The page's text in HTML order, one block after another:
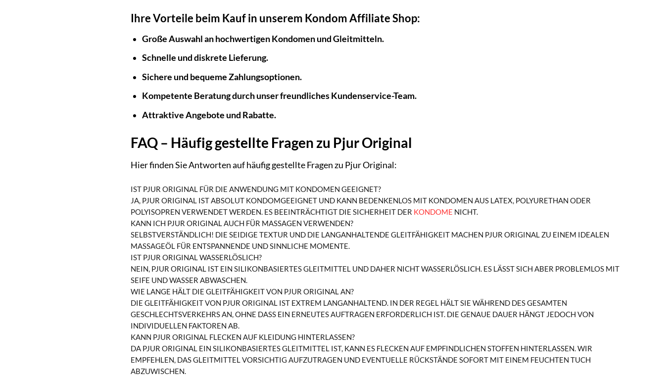
Ihre Vorteile beim Kauf in unserem Kondom Affiliate Shop:
Große Auswahl an hochwertigen Kondomen und Gleitmitteln.
Schnelle und diskrete Lieferung.
Sichere und bequeme Zahlungsoptionen.
Kompetente Beratung durch unser freundliches Kundenservice-Team.
Attraktive Angebote und Rabatte.
FAQ – Häufig gestellte Fragen zu Pjur Original
Hier finden Sie Antworten auf häufig gestellte Fragen zu Pjur Original:
IST PJUR ORIGINAL FÜR DIE ANWENDUNG MIT KONDOMEN GEEIGNET?
JA, PJUR ORIGINAL IST ABSOLUT KONDOMGEEIGNET UND KANN BEDENKENLOS MIT KONDOMEN AUS LATEX, POLYURETHAN ODER
POLYISOPREN VERWENDET WERDEN. ES BEEINTRÄCHTIGT DIE SICHERHEIT DER KONDOME NICHT.
KANN ICH PJUR ORIGINAL AUCH FÜR MASSAGEN VERWENDEN?
SELBSTVERSTÄNDLICH! DIE SEIDIGE TEXTUR UND DIE LANGANHALTENDE GLEITFÄHIGKEIT MACHEN PJUR ORIGINAL ZU EINEM IDEALEN
MASSAGEÖL FÜR ENTSPANNENDE UND SINNLICHE MOMENTE.
IST PJUR ORIGINAL WASSERLÖSLICH?
NEIN, PJUR ORIGINAL IST EIN SILIKONBASIERTES GLEITMITTEL UND DAHER NICHT WASSERLÖSLICH. ES LÄSST SICH ABER PROBLEMLOS MIT
SEIFE UND WASSER ABWASCHEN.
WIE LANGE HÄLT DIE GLEITFÄHIGKEIT VON PJUR ORIGINAL AN?
DIE GLEITFÄHIGKEIT VON PJUR ORIGINAL IST EXTREM LANGANHALTEND. IN DER REGEL HÄLT SIE WÄHREND DES GESAMTEN
GESCHLECHTSVERKEHRS AN, OHNE DASS EIN ERNEUTES AUFTRAGEN ERFORDERLICH IST. DIE GENAUE DAUER HÄNGT JEDOCH VON
INDIVIDUELLEN FAKTOREN AB.
KANN PJUR ORIGINAL FLECKEN AUF KLEIDUNG HINTERLASSEN?
DA PJUR ORIGINAL EIN SILIKONBASIERTES GLEITMITTEL IST, KANN ES FLECKEN AUF EMPFINDLICHEN STOFFEN HINTERLASSEN. WIR
EMPFEHLEN, DAS GLEITMITTEL VORSICHTIG AUFZUTRAGEN UND EVENTUELLE RÜCKSTÄNDE SOFORT MIT EINEM FEUCHTEN TUCH
ABZUWISCHEN.